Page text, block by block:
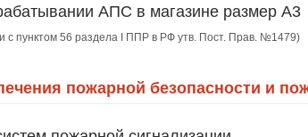
АПС в магазине размер А3
с пунктом 56 раздела I ППР в РФ утв. Пост. Прав. №1479)
пожарной безопасности и